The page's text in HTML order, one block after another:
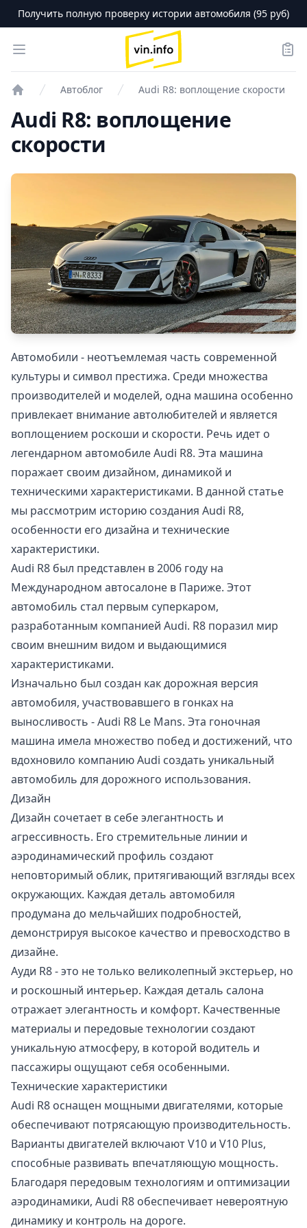
Получить полную проверку истории автомобиля (95 руб)
Open menu
logo
Автоблог Audi R8: воплощение скорости
Audi R8: воплощение
скорости
Автомобили - неотъемлемая часть современной
культуры и символ престижа. Среди множества
производителей и моделей, одна машина особенно
привлекает внимание автолюбителей и является
воплощением роскоши и скорости. Речь идет о
легендарном автомобиле Audi R8. Эта машина
поражает своим дизайном, динамикой и
техническими характеристиками. В данной статье
мы рассмотрим историю создания Audi R8,
особенности его дизайна и технические
характеристики.
Audi R8 был представлен в 2006 году на
Международном автосалоне в Париже. Этот
автомобиль стал первым суперкаром,
разработанным компанией Audi. R8 поразил мир
своим внешним видом и выдающимися
характеристиками.
Изначально был создан как дорожная версия
автомобиля, участвовавшего в гонках на
выносливость - Audi R8 Le Mans. Эта гоночная
машина имела множество побед и достижений, что
вдохновило компанию Audi создать уникальный
автомобиль для дорожного использования.
Дизайн
Дизайн сочетает в себе элегантность и
агрессивность. Его стремительные линии и
аэродинамический профиль создают
неповторимый облик, притягивающий взгляды всех
окружающих. Каждая деталь автомобиля
продумана до мельчайших подробностей,
демонстрируя высокое качество и превосходство в
дизайне.
Ауди R8 - это не только великолепный экстерьер, но
и роскошный интерьер. Каждая деталь салона
отражает элегантность и комфорт. Качественные
материалы и передовые технологии создают
уникальную атмосферу, в которой водитель и
пассажиры ощущают себя особенными.
Технические характеристики
Audi R8 оснащен мощными двигателями, которые
обеспечивают потрясающую производительность.
Варианты двигателей включают V10 и V10 Plus,
способные развивать впечатляющую мощность.
Благодаря передовым технологиям и оптимизации
аэродинамики, Audi R8 обеспечивает невероятную
динамику и контроль на дороге.